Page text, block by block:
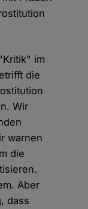
im
die
Wir
warnen
die
Aber
dass